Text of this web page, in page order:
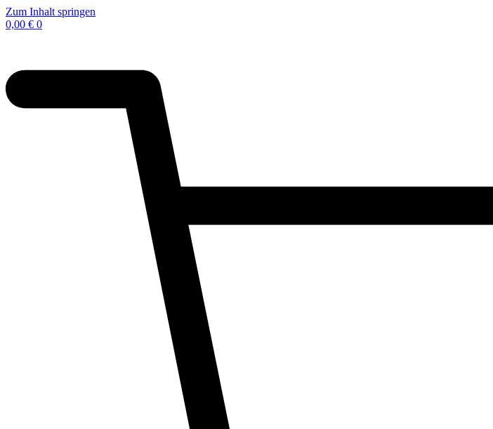
Zum Inhalt springen
0,00 € 0